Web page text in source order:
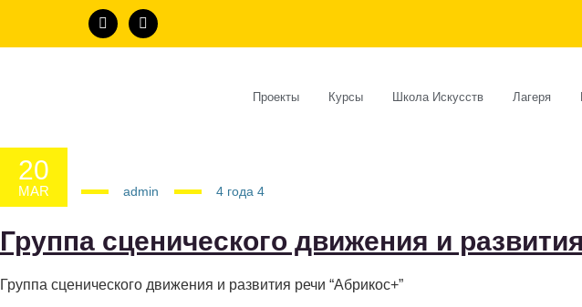
Проекты Курсы Школа Искусств Лагеря
20
MAR
20.03.2025 admin 4 года 4
Группа сценического движения и
Группа сценического движения и развития речи “Абрикос+”